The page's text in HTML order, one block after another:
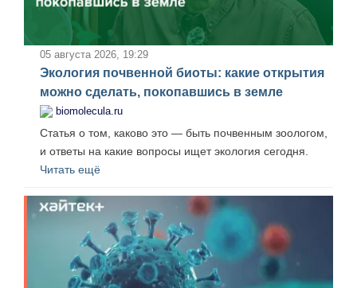
05 августа 2026, 19:29
Экология почвенной биоты: какие открытия
можно сделать, покопавшись в земле
biomolecula.ru
Статья о том, каково это — быть почвенным зоологом,
и ответы на какие вопросы ищет экология сегодня.
Читать ещё